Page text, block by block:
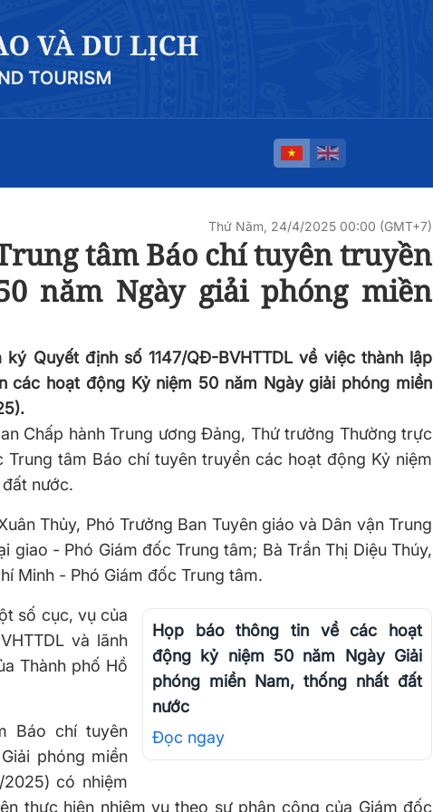
Thứ Năm, 24/4/2025 00:00 (GMT+7)
tâm Báo chí tuyên truyền
năm Ngày giải phóng miền
Quyết định số 1147/QĐ-BVHTTDL về việc thành lập
các hoạt động Kỷ niệm 50 năm Ngày giải phóng miền
Chấp hành Trung ương Đảng, Thứ trưởng Thường trực
tâm Báo chí tuyên truyền các hoạt động Kỷ niệm
nước.
Thủy, Phó Trưởng Ban Tuyên giáo và Dân vận Trung
giao - Phó Giám đốc Trung tâm; Bà Trần Thị Diệu Thúy,
Minh - Phó Giám đốc Trung tâm.
Họp báo thông tin về các hoạt
động kỷ niệm 50 năm Ngày Giải
phóng miền Nam, thống nhất đất
nước
Đọc ngay
số cục, vụ của
và lãnh
Thành phố Hồ
Báo chí tuyên
phóng miền
có nhiệm
thực hiện nhiệm vụ theo sự phân công của Giám đốc